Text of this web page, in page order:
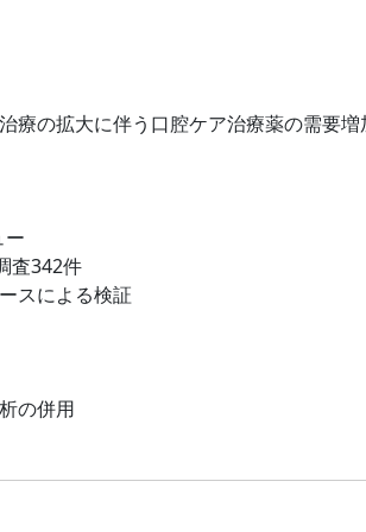
の拡大に伴う口腔ケア治療薬の需要増
ー
査342件
スによる検証
の併用